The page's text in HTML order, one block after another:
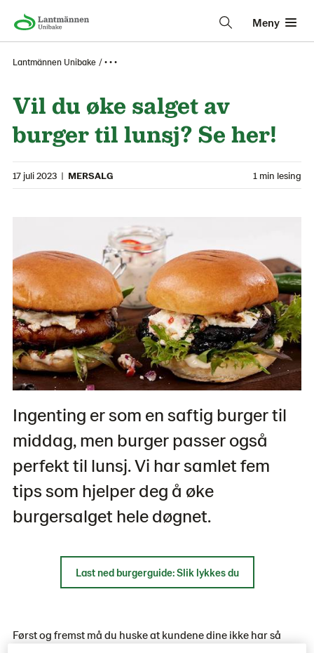
Meny
Lantmännen Unibake • • •
Vil du øke salget av
burger til lunsj? Se her!
17 juli 2023 | MERSALG 1 min lesing
Ingenting er som en saftig burger til
middag, men burger passer også
perfekt til lunsj. Vi har samlet fem
tips som hjelper deg å øke
burgersalget hele døgnet.
Last ned burgerguide: Slik lykkes du
Først og fremst må du huske at kundene dine ikke har så